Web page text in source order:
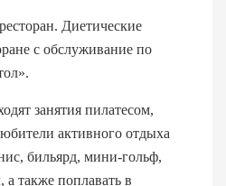
Диетические
с обслуживание по
занятия пилатесом,
активного отдыха
бильярд, мини-гольф,
а также поплавать в